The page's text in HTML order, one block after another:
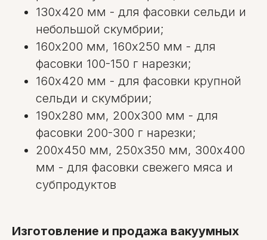
130х420 мм - для фасовки сельди и
небольшой скумбрии;
160х200 мм, 160х250 мм - для
фасовки 100-150 г нарезки;
160х420 мм - для фасовки крупной
сельди и скумбрии;
190х280 мм, 200х300 мм - для
фасовки 200-300 г нарезки;
200х450 мм, 250х350 мм, 300х400
мм - для фасовки свежего мяса и
субпродуктов
Изготовление и продажа вакуумных